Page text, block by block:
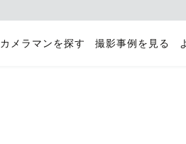
カメラマンを探す 撮影事例を見る